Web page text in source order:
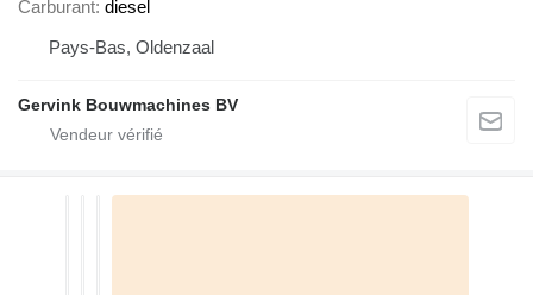
Carburant diesel
Pays-Bas, Oldenzaal
Gervink Bouwmachines BV